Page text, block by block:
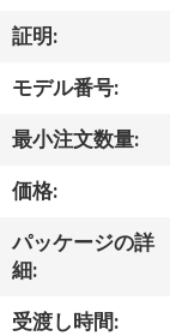
デ
オ
わ
た
し
証明:
モデル番号:
最小注文数量:
価格:
パッケージの詳
細:
受渡し時間: